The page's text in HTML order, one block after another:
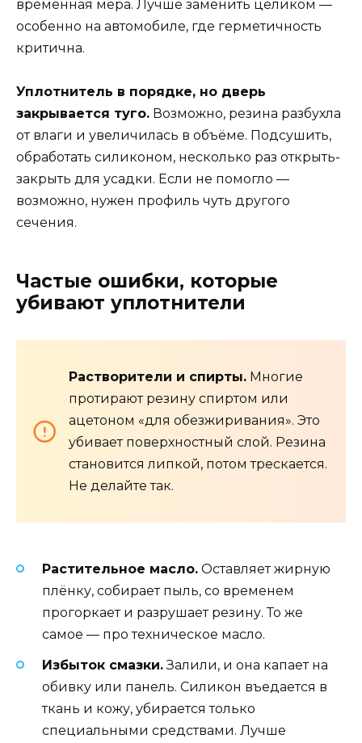
временная мера. Лучше заменить целиком —
особенно на автомобиле, где герметичность
критична.
Уплотнитель в порядке, но дверь
закрывается туго. Возможно, резина разбухла
от влаги и увеличилась в объёме. Подсушить,
обработать силиконом, несколько раз открыть-
закрыть для усадки. Если не помогло —
возможно, нужен профиль чуть другого
сечения.
Частые ошибки, которые
убивают уплотнители
Растворители и спирты. Многие
протирают резину спиртом или
ацетоном «для обезжиривания». Это
убивает поверхностный слой. Резина
становится липкой, потом трескается.
Не делайте так.
Растительное масло. Оставляет жирную
плёнку, собирает пыль, со временем
прогоркает и разрушает резину. То же
самое — про техническое масло.
Избыток смазки.Залили, и она капает на
обивку или панель. Силикон въедается в
ткань и кожу, убирается только
специальными средствами. Лучше